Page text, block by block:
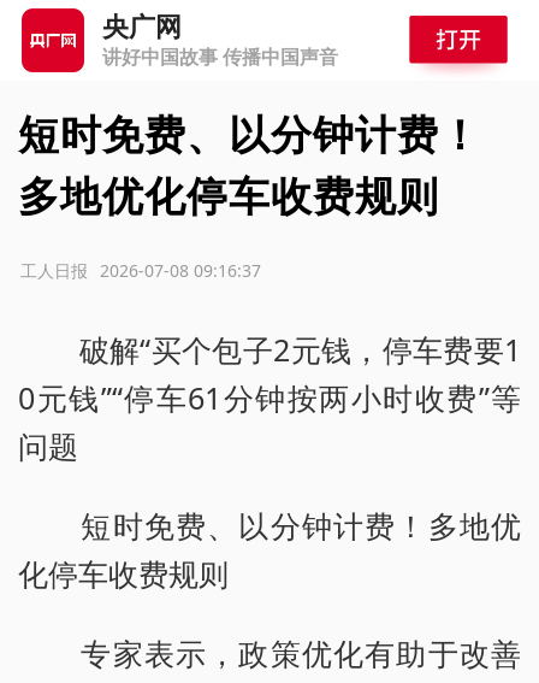
央广网
讲好中国故事 传播中国声音
短时免费、以分钟计费！
多地优化停车收费规则
2026-07-08 09:16:37
工人日报
破解“买个包子2元钱，停车费要1
0元钱”“停车61分钟按两小时收费”等
问题
短时免费、以分钟计费！多地优
化停车收费规则
专家表示，政策优化有助于改善